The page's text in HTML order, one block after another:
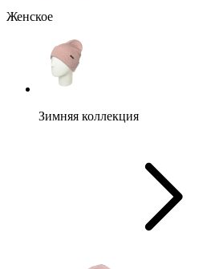
Женское
Зимняя коллекция